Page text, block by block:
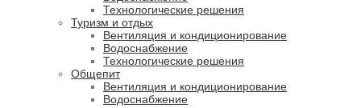
Технологические решения
Туризм и отдых
Вентиляция и кондиционирование
Водоснабжение
Технологические решения
Общепит
Вентиляция и кондиционирование
Водоснабжение